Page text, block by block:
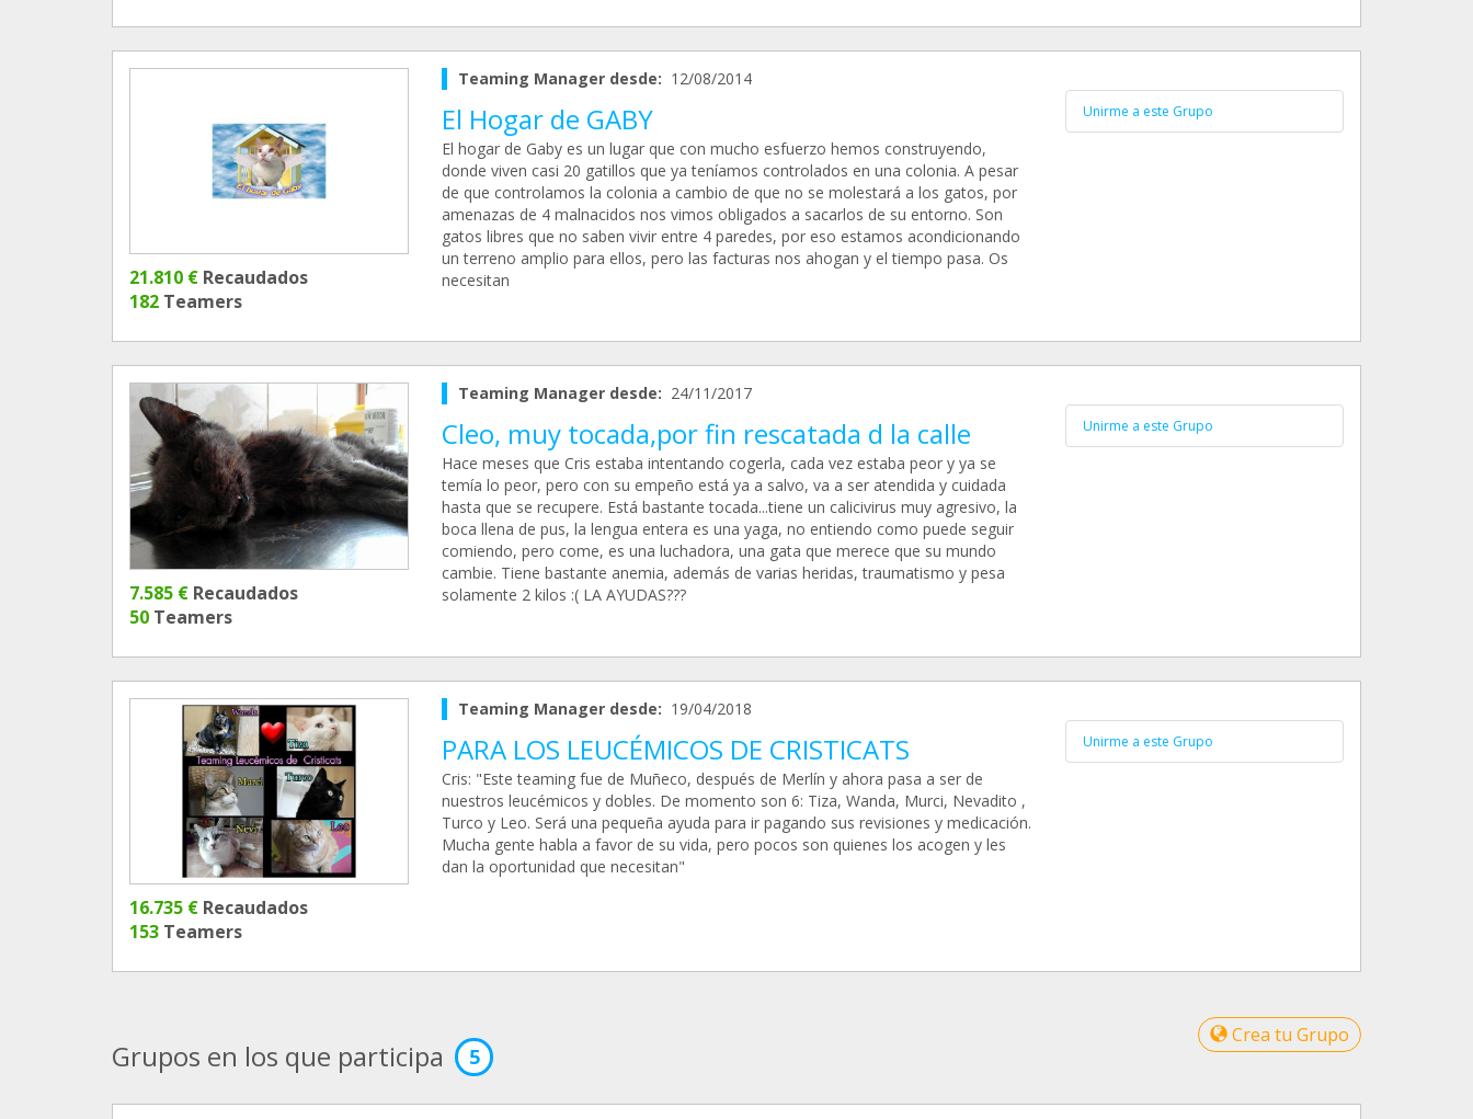
21.810 € Recaudados
182 Teamers
Teaming Manager desde: 12/08/2014
El Hogar de GABY
El hogar de Gaby es un lugar que con mucho esfuerzo hemos construyendo,
donde viven casi 20 gatillos que ya teníamos controlados en una colonia. A pesar
de que controlamos la colonia a cambio de que no se molestará a los gatos, por
amenazas de 4 malnacidos nos vimos obligados a sacarlos de su entorno. Son
gatos libres que no saben vivir entre 4 paredes, por eso estamos acondicionando
un terreno amplio para ellos, pero las facturas nos ahogan y el tiempo pasa. Os
necesitan
Unirme a este Grupo
7.585 € Recaudados
50 Teamers
Teaming Manager desde: 24/11/2017
Cleo, muy tocada,por fin rescatada d la calle
Hace meses que Cris estaba intentando cogerla, cada vez estaba peor y ya se
temía lo peor, pero con su empeño está ya a salvo, va a ser atendida y cuidada
hasta que se recupere. Está bastante tocada...tiene un calicivirus muy agresivo, la
boca llena de pus, la lengua entera es una yaga, no entiendo como puede seguir
comiendo, pero come, es una luchadora, una gata que merece que su mundo
cambie. Tiene bastante anemia, además de varias heridas, traumatismo y pesa
solamente 2 kilos :( LA AYUDAS???
Unirme a este Grupo
16.735 € Recaudados
153 Teamers
Teaming Manager desde: 19/04/2018
PARA LOS LEUCÉMICOS DE CRISTICATS
Cris: "Este teaming fue de Muñeco, después de Merlín y ahora pasa a ser de
nuestros leucémicos y dobles. De momento son 6: Tiza, Wanda, Murci, Nevadito ,
Turco y Leo. Será una pequeña ayuda para ir pagando sus revisiones y medicación.
Mucha gente habla a favor de su vida, pero pocos son quienes los acogen y les
dan la oportunidad que necesitan"
Unirme a este Grupo
Crea tu Grupo
Grupos en los que participa 5